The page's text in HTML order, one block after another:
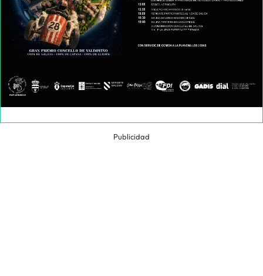
Publicidad